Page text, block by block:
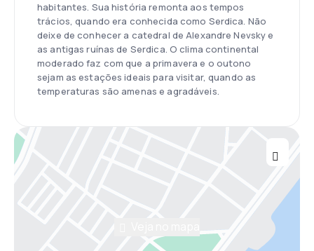
habitantes. Sua história remonta aos tempos
trácios, quando era conhecida como Serdica. Não
deixe de conhecer a catedral de Alexandre Nevsky e
as antigas ruínas de Serdica. O clima continental
moderado faz com que a primavera e o outono
sejam as estações ideais para visitar, quando as
temperaturas são amenas e agradáveis.